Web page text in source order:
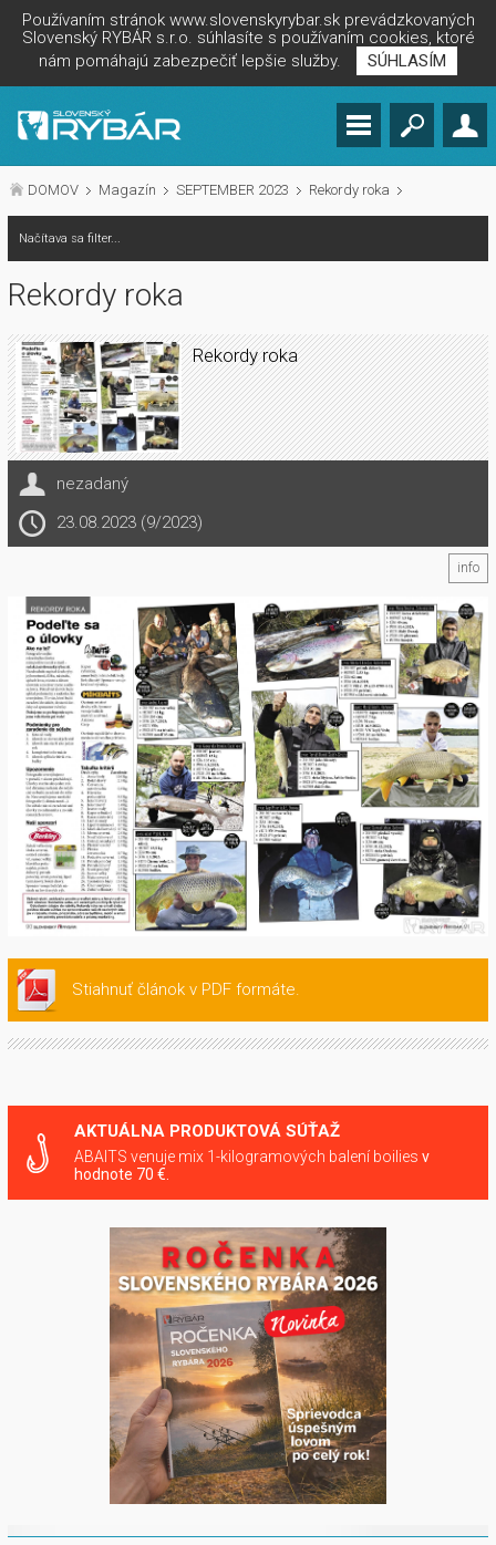
Používaním stránok www.slovenskyrybar.sk prevádzkovaných
Slovenský RYBÁR s.r.o. súhlasíte s používaním cookies, ktoré
nám pomáhajú zabezpečiť lepšie služby.
SÚHLASÍM
DOMOV Magazín SEPTEMBER 2023 Rekordy roka
Načítava sa filter...
Rekordy roka
Rekordy roka
nezadaný
23.08.2023 (9/2023)
info
Stiahnuť článok v PDF formáte.
AKTUÁLNA PRODUKTOVÁ SÚŤAŽ
ABAITS venuje mix 1-kilogramových balení boilies v
hodnote 70 €.